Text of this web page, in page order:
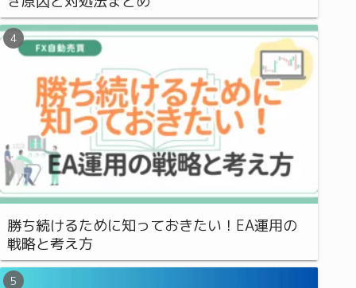
勝ち続けるために知っておきたい！EA運用の
戦略と考え方